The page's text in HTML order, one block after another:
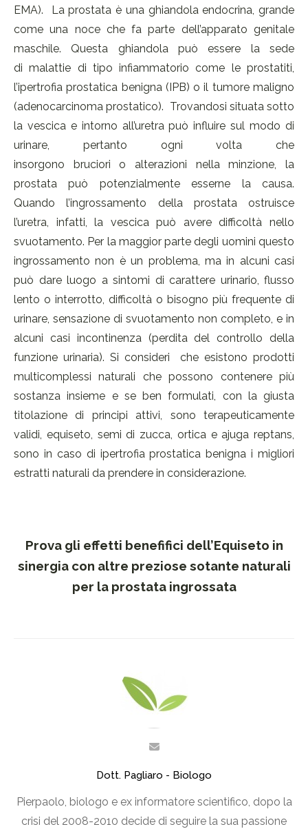
EMA). La prostata è una ghiandola endocrina, grande
come una noce che fa parte dell’apparato genitale
maschile. Questa ghiandola può essere la sede
di malattie di tipo infiammatorio come le prostatiti,
l’ipertrofia prostatica benigna (IPB) o il tumore maligno
(adenocarcinoma prostatico). Trovandosi situata sotto
la vescica e intorno all’uretra può influire sul modo di
urinare, pertanto ogni volta che
insorgono bruciori o alterazioni nella minzione, la
prostata può potenzialmente esserne la causa.
Quando l’ingrossamento della prostata ostruisce
l’uretra, infatti, la vescica può avere difficoltà nello
svuotamento. Per la maggior parte degli uomini questo
ingrossamento non è un problema, ma in alcuni casi
può dare luogo a sintomi di carattere urinario, flusso
lento o interrotto, difficoltà o bisogno più frequente di
urinare, sensazione di svuotamento non completo, e in
alcuni casi incontinenza (perdita del controllo della
funzione urinaria). Si consideri che esistono prodotti
multicomplessi naturali che possono contenere più
sostanza insieme e se ben formulati, con la giusta
titolazione di principi attivi, sono terapeuticamente
validi, equiseto, semi di zucca, ortica e ajuga reptans,
sono in caso di ipertrofia prostatica benigna i migliori
estratti naturali da prendere in considerazione.
Prova gli effetti benefifici dell’Equiseto in
sinergia con altre preziose sotante naturali
per la prostata ingrossata
Dott. Pagliaro - Biologo
Pierpaolo, biologo e ex informatore scientifico, dopo la
crisi del 2008-2010 decide di seguire la sua passione